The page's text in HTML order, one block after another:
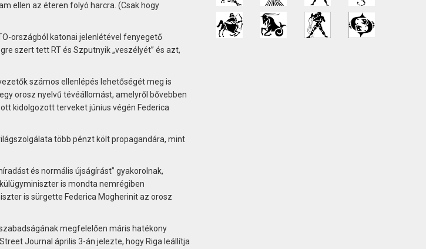
ellen az éteren folyó harcra. (Csak hogy
országból katonai jelenlétével fenyegető
szert tett RT és Szputnyik „veszélyét” és azt,
számos ellenlépés lehetőségét meg is
orosz nyelvű tévéállomást, amelyről bővebben
kidolgozott terveket június végén Federica
több pénzt költ propagandára, mint
és normális újságírást” gyakorolnak,
is mondta nemrégiben
is sürgette Federica Mogherinit az orosz
megfelelően máris hatékony
Journal április 3-án jelezte, hogy Riga leállítja